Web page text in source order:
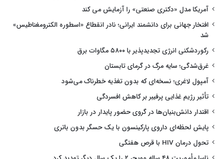
آمریکا مدل «دکتری صنعتی» را آزمایش می کند
افتخار جهانی برای دانشمند ایرانی؛ نادر انقطاع «اسطوره الکترومغناطیس»
شد
رکوردشکنی انرژی تجدیدپذیر با ۵۸۰۰ مگاوات برق
غرق‌شدگی؛ سایه مرگ در گرمای تابستان
آمپول لاغری؛ نسخه‌ای که بدون تغذیه خطرناک می‌شود
تأثیر رژیم غذایی پرفیبر بر کاهش افسردگی
اقتدار دانش‌بنیان‌ها در گروی حضور پایدار در بازار
پایش لحظه‌ای داروی پارکینسون با یک حسگر بدون باتری
تحول درمان HIV با قرص هفتگی